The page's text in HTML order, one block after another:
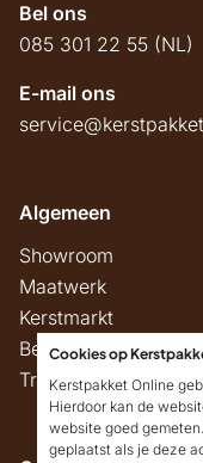
Bel ons
085 301 22 55 (NL)
E-mail ons
Algemeen
Showroom
Maatwerk
Kerstmarkt
Belastingregels
Track & Trace
Cookies op
Kerstpakket Online
Hierdoor kan de
website goed
geplaatst als je deze